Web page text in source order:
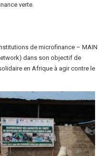
verte.
de microfinance – MAIN
dans son objectif de
en Afrique à agir contre le